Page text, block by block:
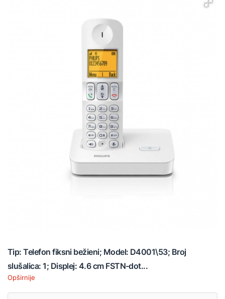
Tip: Telefon fiksni bežieni; Model: D4001\53; Broj
slušalica: 1; Displej: 4.6 cm FSTN-dot...
Opširnije